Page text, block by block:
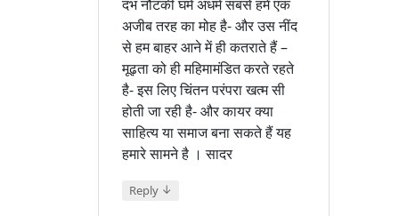
दंभ नौंटकी घर्म अधर्म सबसे हमें एक
अजीब तरह का मोह है- और उस नींद
से हम बाहर आने में ही कतराते हैं –
मूढ़ता को ही महिमामंडित करते रहते
है- इस लिए चिंतन परंपरा खत्म सी
होती जा रही है- और कायर क्या
साहित्य या समाज बना सकते हैं यह
हमारे सामने है । सादर
Reply ↓